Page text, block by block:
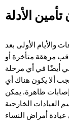
الرعاية
تأمين
الأدلة
تأمين الأدلة
الأولى بعد
مرهقة متأخرة أو
أيضًا في أي مرحلة
ألا يكون هناك أي
ظاهرة. يمكن
الخارجية